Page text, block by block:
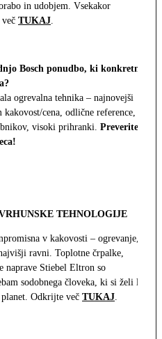
in udobjem. Vsekakor
TUKAJ.
Bosch ponudbo, ki konkretno
ogrevalna tehnika – najnovejši
cena, odlične reference,
visoki prihranki. Preverite
TEHNOLOGIJE
v kakovosti – ogrevanje,
ravni. Toplotne črpalke,
naprave Stiebel Eltron so
sodobnega človeka, ki si želi le
Odkrijte več TUKAJ.